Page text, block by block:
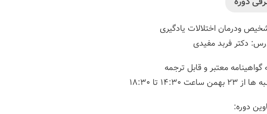
ودرمان اختلالات یادگیری
دکتر فربد مفیدی
گواهینامه معتبر و قابل ترجمه
بهمن ساعت ١۴:٣٠ تا ١٨:٣٠
دوره: